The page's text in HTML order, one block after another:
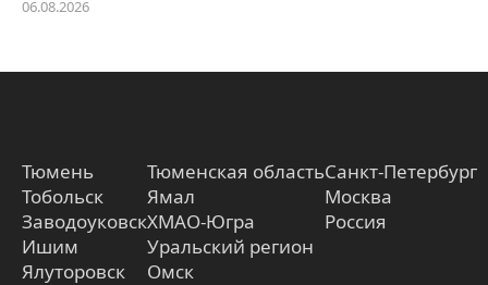
06.08.2026
Тюмень
Тобольск
Заводоуковск
Ишим
Ялуторовск
Тюменская область
Ямал
ХМАО-Югра
Уральский регион
Омск
Санкт-Петербург
Москва
Россия